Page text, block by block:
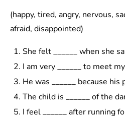
(happy, tired, angry, nervous,
afraid, disappointed)
She felt ______ when she
I am very ______ to meet
He was ______ because
The child is ______ of the
I feel ______ after running